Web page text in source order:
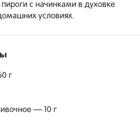
с начинками в духовке
условиях.
г
— 10 г